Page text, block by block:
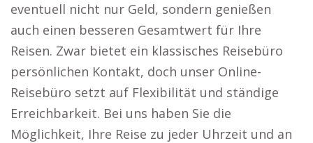
eventuell nicht nur Geld, sondern genießen
auch einen besseren Gesamtwert für Ihre
Reisen. Zwar bietet ein klassisches Reisebüro
persönlichen Kontakt, doch unser Online-
Reisebüro setzt auf Flexibilität und ständige
Erreichbarkeit. Bei uns haben Sie die
Möglichkeit, Ihre Reise zu jeder Uhrzeit und an